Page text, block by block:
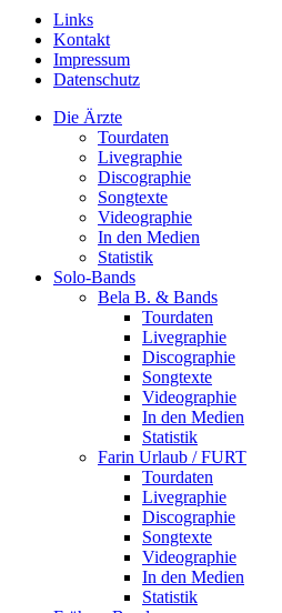
Links
Kontakt
Impressum
Datenschutz
Die Ärzte
Tourdaten
Livegraphie
Discographie
Songtexte
Videographie
In den Medien
Statistik
Solo-Bands
Bela B. & Bands
Tourdaten
Livegraphie
Discographie
Songtexte
Videographie
In den Medien
Statistik
Farin Urlaub / FURT
Tourdaten
Livegraphie
Discographie
Songtexte
Videographie
In den Medien
Statistik